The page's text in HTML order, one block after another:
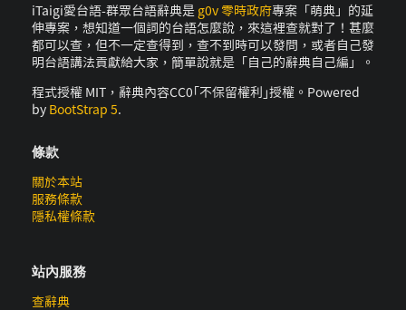
iTaigi愛台語-群眾台語辭典是 g0v 零時政府專案「萌典」的延
伸專案，想知道一個詞的台語怎麼說，來這裡查就對了！甚麼
都可以查，但不一定查得到，查不到時可以發問，或者自己發
明台語講法貢獻給大家，簡單說就是「自己的辭典自己編」。
程式授權 MIT，辭典內容CC0｢不保留權利｣授權。Powered
by BootStrap 5.
條款
關於本站
服務條款
隱私權條款
站內服務
查辭典